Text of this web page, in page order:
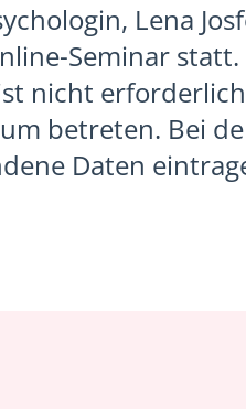
Lena
Seminar
nicht
betreten. Bei
Daten